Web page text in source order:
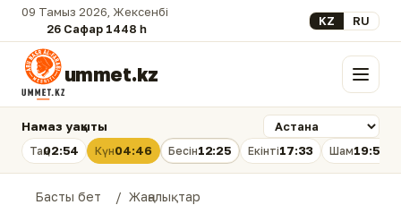
09 Тамыз 2026, Жексенбі
26 Сафар 1448 һ.
Select your
KZ RU
ummet.kz Мәзір
Намаз уақыты
Таң02:54 Күн04:46 Бесін12:25 Екінті17:33 Шам19:53
Басты бет
Жаңалықтар